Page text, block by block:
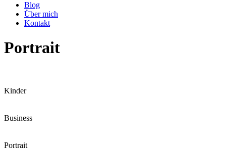
Blog
Über mich
Kontakt
Portrait
Kinder
Business
Portrait